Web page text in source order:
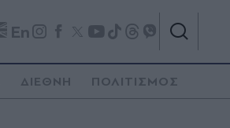
En
ΔΙΕΘΝΗ ΠΟΛΙΤΙΣΜΟΣ